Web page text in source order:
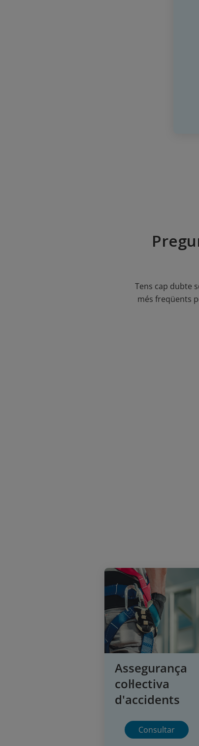
Tens cap dubte
més freqüents
Assegurança
col·lectiva
d'accidents
Consultar